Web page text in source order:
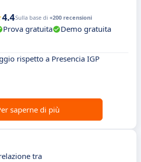
4.4Sulla base di +200 recensioni
Prova gratuita
Demo gratuita
rispetto a Presencia IGP
saperne di più
tra